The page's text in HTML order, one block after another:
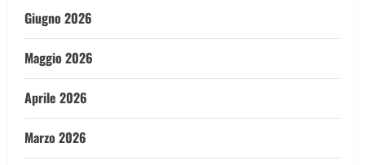
Giugno 2026
Maggio 2026
Aprile 2026
Marzo 2026